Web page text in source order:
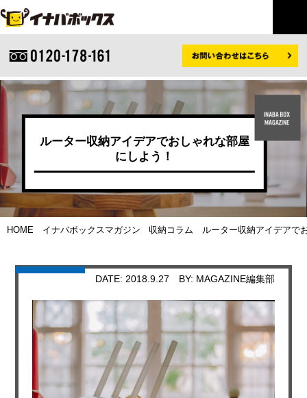
HOME イナバボックスマガジン 収納コラム ルーター収納アイデアで
ルーター収納アイデアでおしゃれな部屋
にしよう！
DATE: 2018.9.27 BY: MAGAZINE編集部